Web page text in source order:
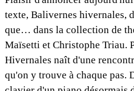
texte, Balivernes hivernales,
que… dans la collection de
Maïsetti et Christophe Triau.
Hivernales naît d'une
qu'on y trouve à chaque pas.